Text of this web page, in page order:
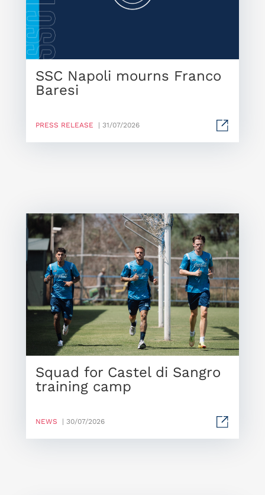
SSC Napoli mourns Franco
Baresi
PRESS RELEASE | 31/07/2026
Squad for Castel di Sangro
training camp
NEWS | 30/07/2026